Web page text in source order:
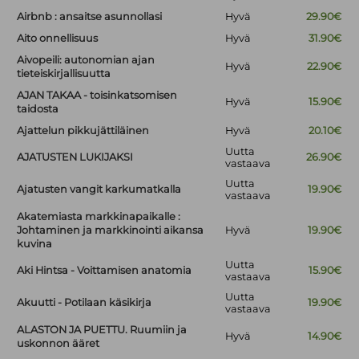
Airbnb : ansaitse asunnollasi
Hyvä
29.90€
Aito onnellisuus
Hyvä
31.90€
Aivopeili: autonomian ajan
tieteiskirjallisuutta
Hyvä 22.90€
AJAN TAKAA - toisinkatsomisen
taidosta
Hyvä 15.90€
Ajattelun pikkujättiläinen Hyvä 20.10€
AJATUSTEN LUKIJAKSI
Uutta
vastaava
26.90€
Ajatusten vangit karkumatkalla
Uutta
vastaava
19.90€
Akatemiasta markkinapaikalle :
Johtaminen ja markkinointi aikansa
kuvina
Hyvä 19.90€
Aki Hintsa - Voittamisen anatomia
Uutta
vastaava
15.90€
Akuutti - Potilaan käsikirja
Uutta
vastaava
19.90€
ALASTON JA PUETTU. Ruumiin ja
uskonnon ääret
Hyvä 14.90€